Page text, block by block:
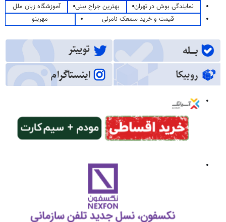
نمایندگی بوش در تهران
بهترین جراح بینی
آموزشگاه زبان ملل
قیمت و خرید سمعک نامرئی
مهرینو